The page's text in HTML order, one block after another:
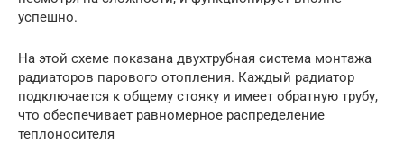
успешно.
На этой схеме показана двухтрубная система монтажа
радиаторов парового отопления. Каждый радиатор
подключается к общему стояку и имеет обратную трубу,
что обеспечивает равномерное распределение
теплоносителя